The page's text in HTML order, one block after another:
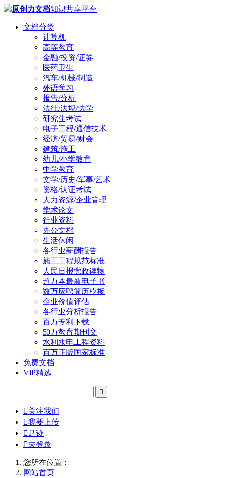
原创力文档知识共享平台
文档分类
计算机
高等教育
金融/投资/证券
医药卫生
汽车/机械/制造
外语学习
报告/分析
法律/法规/法学
研究生考试
电子工程/通信技术
经济/贸易/财会
建筑/施工
幼儿/小学教育
中学教育
文学/历史/军事/艺术
资格/认证考试
人力资源/企业管理
学术论文
行业资料
办公文档
生活休闲
各行业薪酬报告
施工工程规范标准
人民日报党政读物
超万本最新电子书
数万应聘简历模板
企业价值评估
各行业分析报告
百万专利下载
50万教育期刊文
水利水电工程资料
百万正版国家标准
免费文档
VIP精选

关注我们
我要上传
 足迹
未登录
您所在位置：
网站首页